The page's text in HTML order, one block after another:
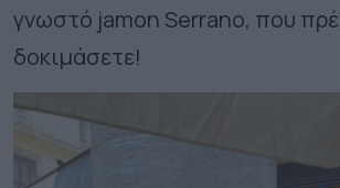
γνωστό jamon Serrano, που
δοκιμάσετε!